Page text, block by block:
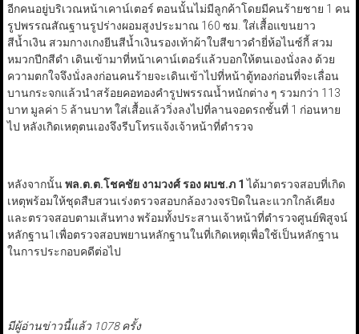
อีกคนอยู่บริเวณหน้าเคาน์เตอร์ ตอนนั้นไม่มีลูกค้าโดยมีคนร้ายชาย 1 คน
รูปพรรณสัณฐานรูปร่างผอมสูงประมาณ 160 ซม. ใส่เสื้อแขนยาว
สีน้ำเงิน สวมกางเกงยีนสีน้ำเงินรองเท้าผ้าใบสีขาวดำยี่ห้อไนซ์กี้ สวม
หมวกปีกสีดำ เดินเข้ามาที่หน้าเคาน์เตอร์แล้วบอกให้ตนเองนั่งลง ด้วย
ความตกใจจึงนั่งลงก่อนคนร้ายจะเดินเข้าไปที่หน้าตู้ทองก่อนที่จะเลื่อน
บานกระจกแล้วนำสร้อยคอทองคำรูปพรรณน้ำหนักต่าง ๆ รวมกว่า 113
บาท มูลค่า 5 ล้านบาท ใส่เสื้อแล้ววิ่งลงไปที่ลานจอดรถชั้นที่ 1 ก่อนหาย
ไป หลังเกิดเหตุตนเองจึงรีบโทรแจ้งเจ้าหน้าที่ตำรวจ
หลังจากนั้นพล.ต.ต.โชคชัย งามวงศ์ รอง ผบช.ภ 1 ได้มาตรวจสอบที่เกิด
เหตุพร้อมให้ชุดสืบสวนเร่งตรวจสอบกล้องวงจรปิดในละแวกใกล้เคียง
และตรวจสอบตามเส้นทาง พร้อมทั้งประสานเจ้าหน้าที่ตำรวจศูนย์พิสูจน์
หลักฐาน1เพื่อตรวจสอบพยานหลักฐานในที่เกิดเหตุเพื่อใช้เป็นหลักฐาน
ในการประกอบคดีต่อไป
มีผู้อ่านข่าวนี้แล้ว 1078 ครั้ง